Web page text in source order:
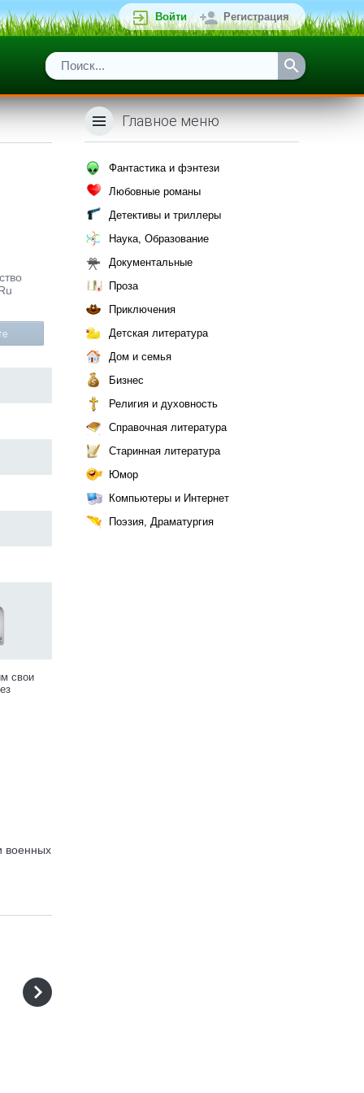
Войти Регистрация
свои
военных
Главное меню
Фантастика и фэнтези
Любовные романы
Детективы и триллеры
Наука, Образование
Документальные
Проза
Приключения
Детская литература
Дом и семья
Бизнес
Религия и духовность
Справочная литература
Старинная литература
Юмор
Компьютеры и Интернет
Поэзия, Драматургия